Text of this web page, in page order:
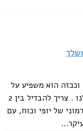
וככזה הוא משפיע על
האנרגיה שלנו ומשמש אתנו בטקסים שלנו . צריך להבדיל בין 2
של יופי וכוח, עם